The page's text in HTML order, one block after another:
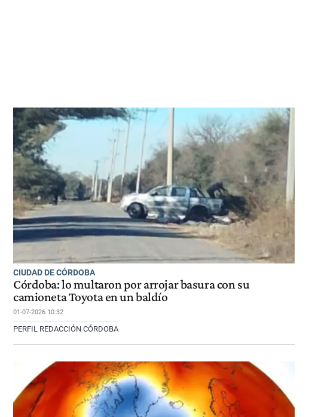
CIUDAD DE CÓRDOBA
Córdoba: lo multaron por arrojar basura con su
camioneta Toyota en un baldío
01-07-2026 10:32
PERFIL REDACCIÓN CÓRDOBA